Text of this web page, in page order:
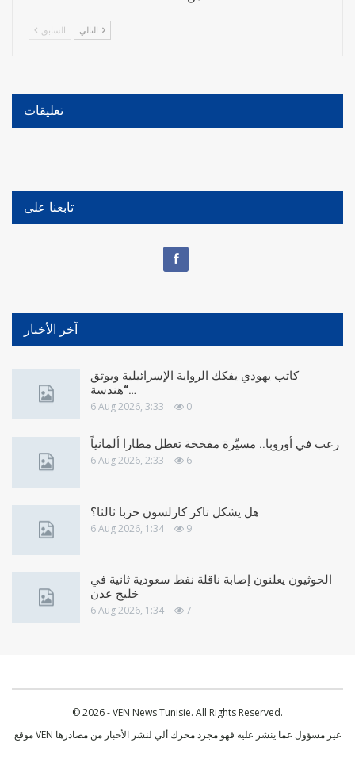
السابق
تعليقات
تابعنا على
آخر الأخبار
كاتب يهودي يفكك الرواية الإسرائيلية ويوثق
“هندسة…
6 Aug 2026, 3:33 0
رعب في أوروبا.. مسيّرة مفخخة تعطل مطارا ألمانياً
6 Aug 2026, 2:33 6
هل يشكل تاكر كارلسون حزبا ثالثا؟
6 Aug 2026, 1:34 9
الحوثيون يعلنون إصابة ناقلة نفط سعودية ثانية في
خليج عدن
6 Aug 2026, 1:34 7
© 2026 - VEN News Tunisie. All Rights Reserved.
موقع VEN غير مسؤول عما ينشر عليه فهو مجرد محرك ألي لنشر الأخبار من مصادرها